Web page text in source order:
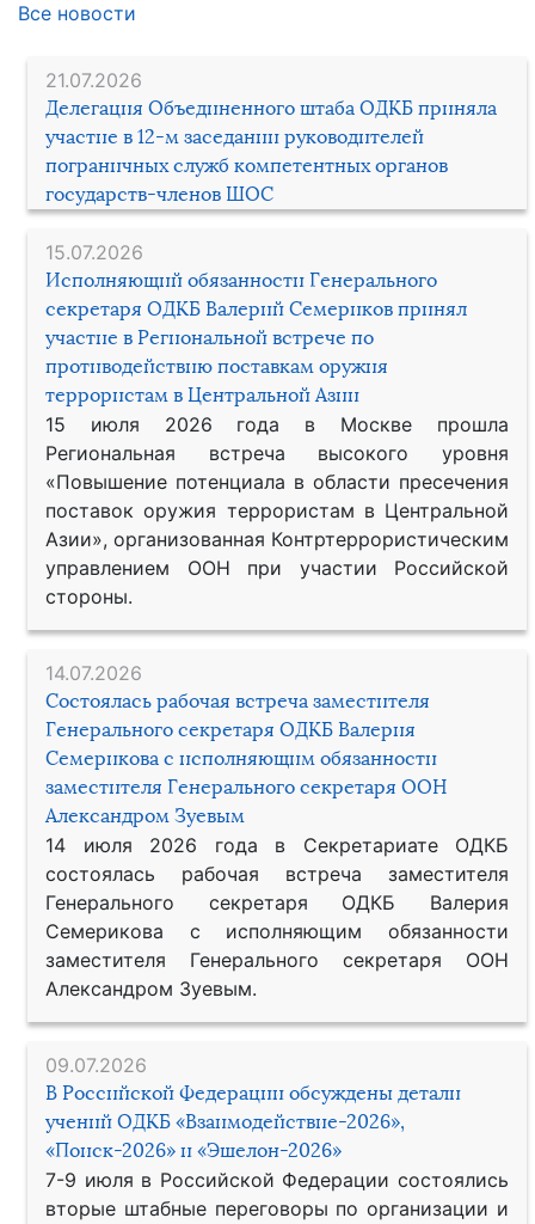
21.07.2026
Делегация Объединенного штаба ОДКБ приняла
участие в 12-м заседании руководителей
пограничных служб компетентных органов
государств-членов ШОС
15.07.2026
Исполняющий обязанности Генерального
секретаря ОДКБ Валерий Семериков принял
участие в Региональной встрече по
противодействию поставкам оружия
террористам в Центральной Азии
15 июля 2026 года в Москве прошла
Региональная встреча высокого уровня
«Повышение потенциала в области пресечения
поставок оружия террористам в Центральной
Азии», организованная Контртеррористическим
управлением ООН при участии Российской
стороны.
14.07.2026
Состоялась рабочая встреча заместителя
Генерального секретаря ОДКБ Валерия
Семерикова с исполняющим обязанности
заместителя Генерального секретаря ООН
Александром Зуевым
14 июля 2026 года в Секретариате ОДКБ
состоялась рабочая встреча заместителя
Генерального секретаря ОДКБ Валерия
Семерикова с исполняющим обязанности
заместителя Генерального секретаря ООН
Александром Зуевым.
09.07.2026
В Российской Федерации обсуждены детали
учений ОДКБ «Взаимодействие-2026»,
«Поиск-2026» и «Эшелон-2026»
7-9 июля в Российской Федерации состоялись
вторые штабные переговоры по организации и
Все новости